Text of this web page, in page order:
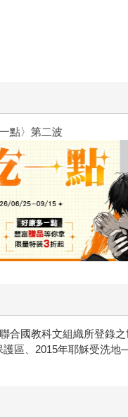
點〉第二波
合國教科文組織所登錄
區、2015年耶穌受洗地